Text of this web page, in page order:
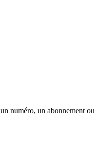
numéro, un abonnement